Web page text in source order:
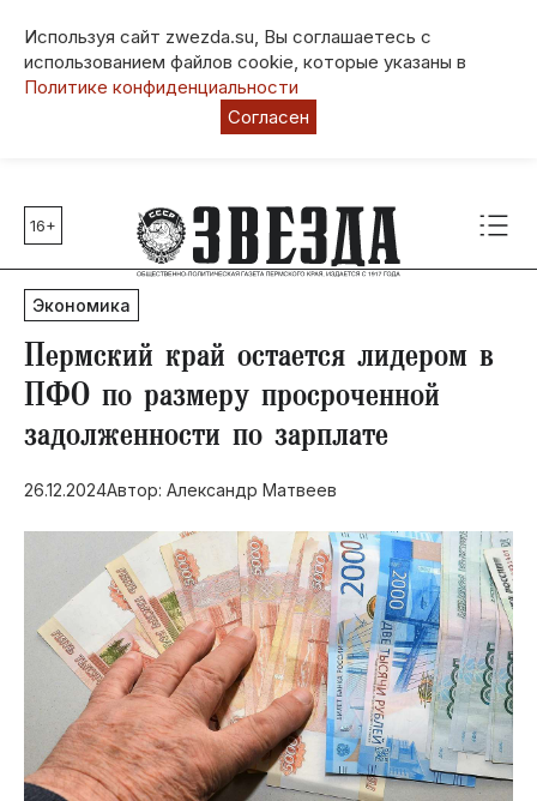
Используя сайт zwezda.su, Вы соглашаетесь с
использованием файлов cookie, которые указаны в
Политике конфиденциальности
Согласен
Главные темы
80 лет Победы
Молодежная столица РФ
СВО
Выборы в Пермском крае
Социальная поддержка
Инфраструктура
Благоустройство
16+
Экономика
Пермский край остается лидером в
ПФО по размеру просроченной
задолженности по зарплате
26.12.2024Автор: Александр Матвеев